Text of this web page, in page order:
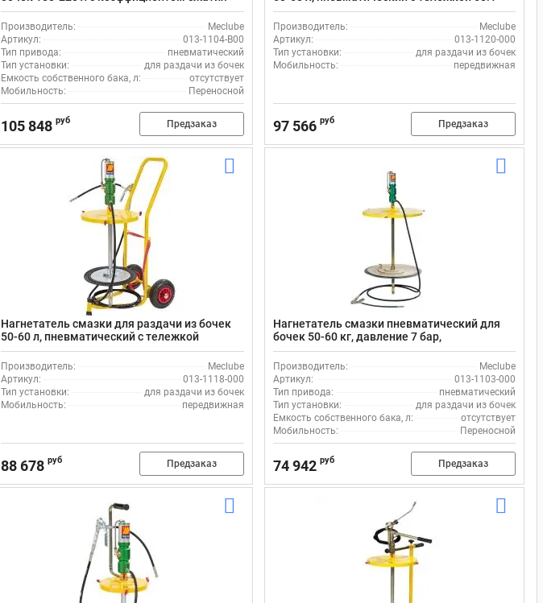
100:1, Meclube 013-1104-B00
Производитель:
Meclube
Артикул:
013-1104-B00
Тип привода:
пневматический
Тип установки:
для раздачи из бочек
Емкость собственного бака, л:
отсутствует
Мобильность:
Переносной
105 848 руб Предзаказ
Meclube 013-1120-000
Производитель:
Meclube
Артикул:
013-1120-000
Тип установки:
для раздачи из бочек
Мобильность:
передвижная
97 566 руб Предзаказ
Нагнетатель смазки для раздачи из бочек
50-60 л, пневматический с тележкой
Meclube 013-1118-000
Производитель:
Meclube
Артикул:
013-1118-000
Тип установки:
для раздачи из бочек
Мобильность:
передвижная
88 678 руб Предзаказ
Нагнетатель смазки пневматический для
бочек 50-60 кг, давление 7 бар,
производительность 1600 г/мин Meclube
013-1103-000
Производитель:
Meclube
Артикул:
013-1103-000
Тип привода:
пневматический
Тип установки:
для раздачи из бочек
Емкость собственного бака, л:
отсутствует
Мобильность:
Переносной
74 942 руб Предзаказ